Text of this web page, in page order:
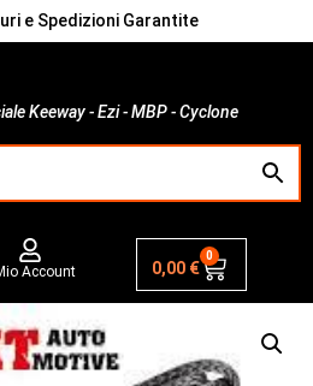
e Spedizioni Garantite
Keeway - Ezi - MBP - Cyclone
Account 0,00 €
0